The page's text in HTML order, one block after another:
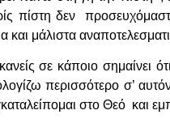
πίστη δεν
και μάλιστα
σε κάποιο σημαίνει
περισσότερο σ’
στο Θεό και